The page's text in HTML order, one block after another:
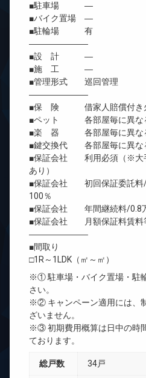
■駐車場 ―
■バイク置場 ―
■駐輪場 有
―――――――
■設 計 ―
■施 工 ―
■管理形式 巡回管理
―――――――
■保 険 借家人賠償付き火
■ペット 各部屋毎に異な
■楽 器 各部屋毎に異な
■鍵交換代 各部屋毎に異な
■保証会社 利用必須（※大
あり）
■保証会社 初回保証委託料/
100％
■保証会社 年間継続料/0.8
■保証会社 月額保証料賃料
―――――――
■間取り
□1R～1LDK（㎡～㎡）
※① 駐車場・バイク置場・駐
さい。
※② キャンペーン適用には、
ざいません。
※③ 初期費用概算は日中の時
ております。
総戸数 34戸